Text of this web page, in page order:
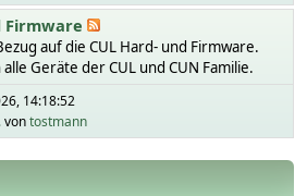
Firmware
auf die CUL Hard- und Firmware.
alle Geräte der CUL und CUN Familie.
14:18:52
vontostmann